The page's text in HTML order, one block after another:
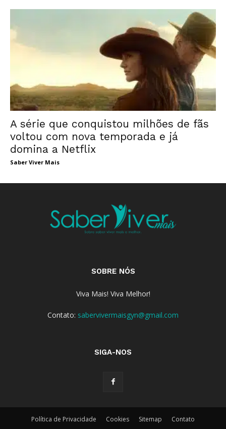
A série que conquistou milhões de fãs
voltou com nova temporada e já
domina a Netflix
Saber Viver Mais
SOBRE NÓS
Viva Mais! Viva Melhor!
Contato: sabervivermaisgyn@gmail.com
SIGA-NOS
Política de Privacidade Cookies Sitemap Contato